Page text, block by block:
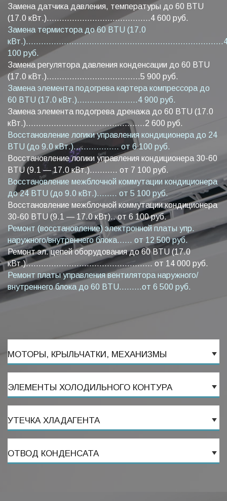
Замена датчика давления, температуры до 60 BTU
(17.0 кВт.).........................................4 600 руб.
Замена термистора до 60 BTU (17.0
100 руб.
Замена регулятора давления конденсации до 60 BTU
(17.0 кВт.).....................................5 900 руб.
Замена элемента подогрева картера компрессора до
60 BTU (17.0 кВт.)........................4 900 руб.
Замена элемента подогрева дренажа до 60 BTU (17.0
кВт.)...............................................2 600 руб.
Восстановление логики управления кондиционера до 24
BTU (до 9.0 кВт.).................. от 6 100 руб.
Восстановление логики управления кондиционера 30-60
BTU (9.1 — 17.0 кВт.)........... от 7 100 руб.
Восстановление межблочной коммутации кондиционера
до 24 BTU (до 9.0 кВт.)........ от 5 100 руб.
Восстановление межблочной коммутации кондиционера
30-60 BTU (9.1 — 17.0 кВт).. от 6 100 руб.
Ремонт (восстановление) электронной платы упр.
наружного/внутреннего блока...... от 12 500 руб.
Ремонт эл. цепей оборудования до 60 BTU (17.0
кВт.).................................................. от 14 000 руб.
Ремонт платы управления вентилятора наружного/
внутреннего блока до 60 BTU.........от 6 500 руб.
МОТОРЫ, КРЫЛЬЧАТКИ, МЕХАНИЗМЫ
ЭЛЕМЕНТЫ ХОЛОДИЛЬНОГО КОНТУРА
УТЕЧКА ХЛАДАГЕНТА
ОТВОД КОНДЕНСАТА